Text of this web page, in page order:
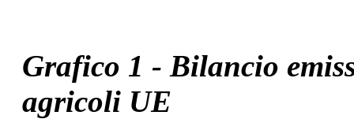
Grafico 1 - Bilancio
agricoli UE